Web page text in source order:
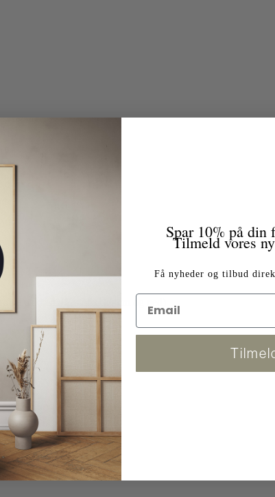
pakken. (Fra 86x120 cm og ned)
Spar 10% på din
Tilmeld vores
Få nyheder og tilbud